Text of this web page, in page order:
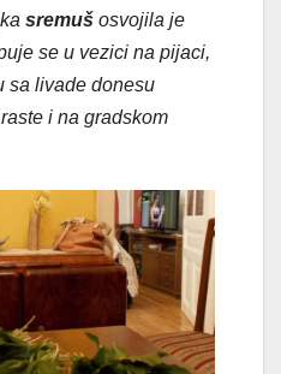
sremuš osvojila je
se u vezici na pijaci,
sa livade donesu
i na gradskom